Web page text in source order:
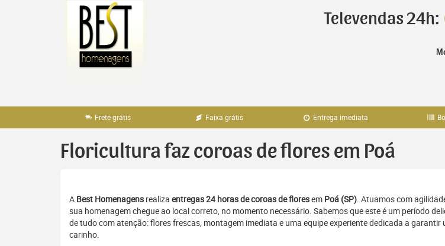
Televendas 24h:
Frete grátis Faixa grátis Entrega imediata
Floricultura faz coroas de flores em Poá
A Best Homenagens realiza entregas 24 horas de coroas de floresem Poá (SP). Atuamos com
sua homenagem chegue ao local correto, no momento necessário. Sabemos que este é um período
de tudo com atenção: flores frescas, montagem imediata e uma equipe experiente dedicada a garantir
carinho.